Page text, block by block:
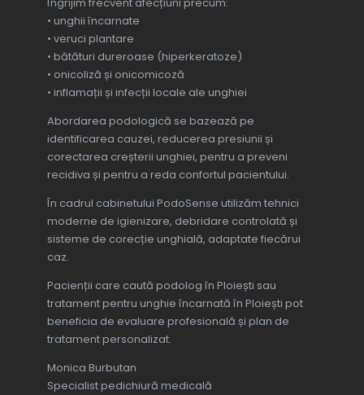
• unghii încarnate
• veruci plantare
• bătături dureroase (hiperkeratoze)
• onicoliză și onicomicoză
• inflamații și infecții locale ale unghiei
Abordarea podologică se bazează pe
identificarea cauzei, reducerea presiunii și
corectarea creșterii unghiei, pentru a preveni
recidiva și pentru a reda confortul pacientului.
În cadrul cabinetului PodoSense utilizăm tehnici
moderne de igienizare, debridare controlată și
sisteme de corecție unghială, adaptate fiecărui
caz.
Pacienții care caută podolog în Ploiești sau
tratament pentru unghie încarnată în Ploiești pot
beneficia de evaluare profesională și plan de
tratament personalizat.
Monica Burbutan
Specialist pedichiură medicală